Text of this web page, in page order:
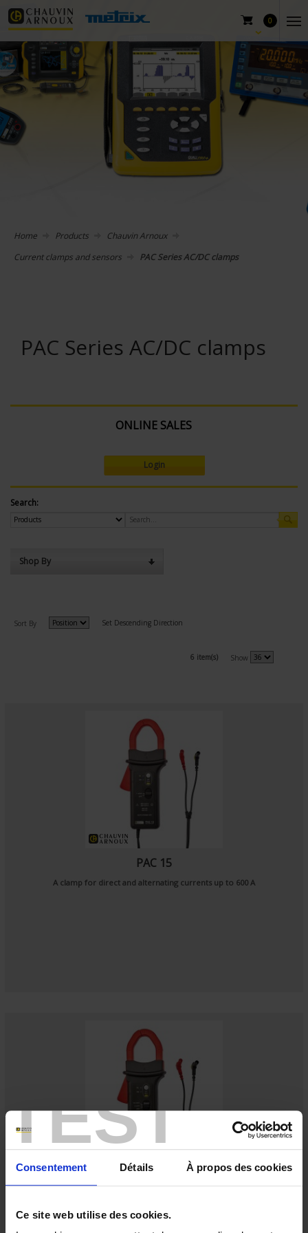
TEST
Consentement Détails À propos des cookies
Ce site web utilise des cookies.
0
Home Products
Chauvin Arnoux
Current clamps and sensors
PAC Series AC/DC clamps
PAC Series AC/DC clamps
ONLINE SALES
Login
Search:
Shop By
Sort By Set Descending Direction
6 item(s) Show
PAC 15
A clamp for direct and alternating currents up to 600 A
CLAMP PAC16